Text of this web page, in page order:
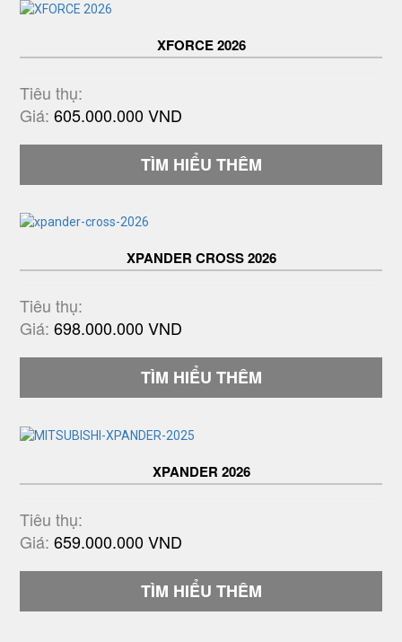
XFORCE 2026
Tiêu thụ:
Giá:605.000.000 VND
TÌM HIỂU THÊM
XPANDER CROSS 2026
Tiêu thụ:
Giá:698.000.000 VND
TÌM HIỂU THÊM
XPANDER 2026
Tiêu thụ:
Giá:659.000.000 VND
TÌM HIỂU THÊM